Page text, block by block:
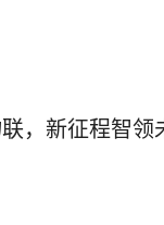
，新征程智领